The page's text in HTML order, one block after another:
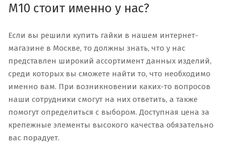
М10 стоит именно у нас?
Если вы решили купить гайки в нашем интернет-
магазине в Москве, то должны знать, что у нас
представлен широкий ассортимент данных изделий,
среди которых вы сможете найти то, что необходимо
именно вам. При возникновении каких-то вопросов
наши сотрудники смогут на них ответить, а также
помогут определиться с выбором. Доступная цена за
крепежные элементы высокого качества обязательно
вас порадует.